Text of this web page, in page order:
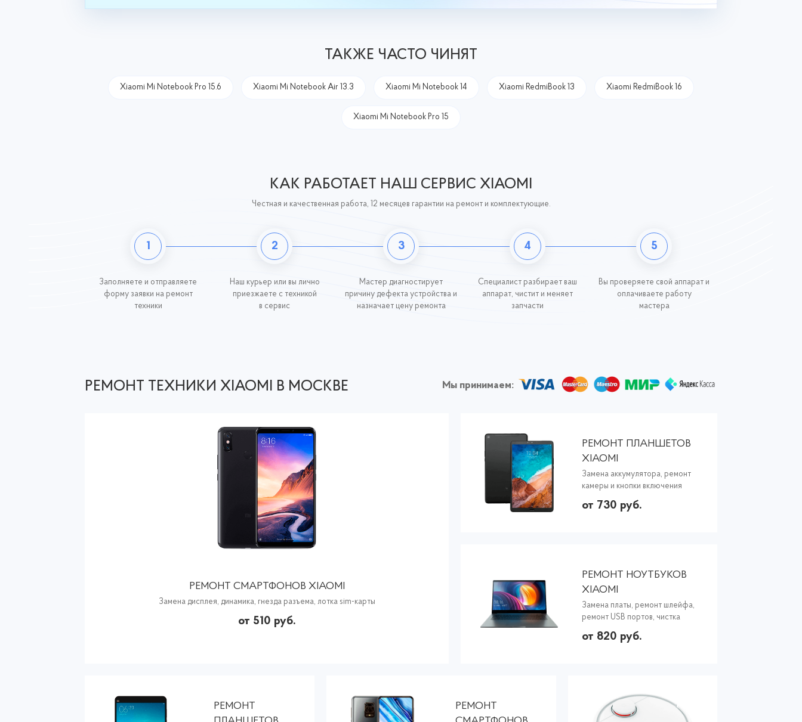
ТАКЖЕ ЧАСТО ЧИНЯТ
Xiaomi Mi Notebook Pro 15.6 Xiaomi Mi Notebook Air 13.3 Xiaomi Mi Notebook 14 Xiaomi RedmiBook 13 Xiaomi RedmiBook 16
Xiaomi Mi Notebook Pro 15
КАК РАБОТАЕТ НАШ СЕРВИС XIAOMI
Честная и качественная работа, 12 месяцев гарантии на ремонт и комплектующие.
1
Заполняете и отправляете
форму заявки на ремонт
техники
2
Наш курьер или вы лично
приезжаете с техникой
в сервис
3
Мастер диагностирует
причину дефекта устройства и
назначает цену ремонта
4
Специалист разбирает ваш
аппарат, чистит и меняет
запчасти
5
Вы проверяете свой аппарат и
оплачиваете работу
мастера
РЕМОНТ ТЕХНИКИ XIAOMI В МОСКВЕ Мы принимаем:
РЕМОНТ СМАРТФОНОВ XIAOMI
Замена дисплея, динамика, гнезда разъема, лотка sim-карты
от 510 руб.
РЕМОНТ ПЛАНШЕТОВ
XIAOMI
Замена аккумулятора, ремонт
камеры и кнопки включения
от 730 руб.
РЕМОНТ НОУТБУКОВ
XIAOMI
Замена платы, ремонт шлейфа,
ремонт USB портов, чистка
от 820 руб.
РЕМОНТ
РЕМОНТ